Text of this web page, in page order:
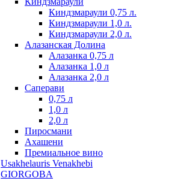
Киндзмараули 0,75 л.
Киндзмараули 1,0 л.
Киндзмараули 2,0 л.
Алазанская Долина
Алазанка 0,75 л
Алазанка 1,0 л
Алазанка 2,0 л
Саперави
0,75 л
1,0 л
2,0 л
Пиросмани
Ахашени
Премиальное вино
Usakhelauris Venakhebi
GIORGOBA